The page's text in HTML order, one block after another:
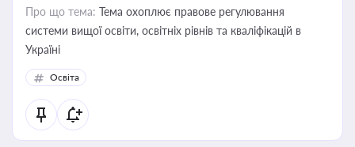
Про що тема: Тема охоплює правове регулювання
системи вищої освіти, освітніх рівнів та кваліфікацій в
Україні
Освіта